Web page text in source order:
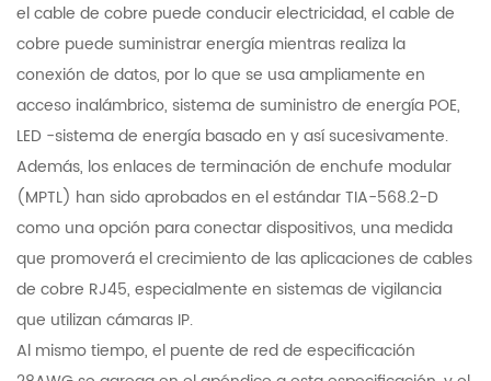
el cable de cobre puede conducir electricidad, el cable de
cobre puede suministrar energía mientras realiza la
conexión de datos, por lo que se usa ampliamente en
acceso inalámbrico, sistema de suministro de energía POE,
LED -sistema de energía basado en y así sucesivamente.
Además, los enlaces de terminación de enchufe modular
(MPTL) han sido aprobados en el estándar TIA-568.2-D
como una opción para conectar dispositivos, una medida
que promoverá el crecimiento de las aplicaciones de cables
de cobre RJ45, especialmente en sistemas de vigilancia
que utilizan cámaras IP.
Al mismo tiempo, el puente de red de especificación